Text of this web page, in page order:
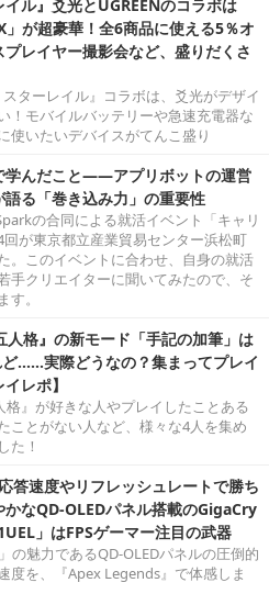
イル』爻光とUGREENのコラボは
」が超豪華！全6商品に使える5％オ
レイヤー撮影会など、盛りだくさ
スターレイル』コラボは、爻光がデザイ
！モバイルバッテリーや急速充電器な
使いたいデバイスがてんこ盛り
学んだこと――アプリボットの運営
語る「巻き込み力」の重要性
の合同による就活イベント「キャリ
が東京都立産業貿易センター浜松町
。このイベントに合わせ、自身の就活
手クリエイターに聞いてみたので、そ
。
人格』の新モード「手記の加筆」は
……実際どうなの？集まってプレイ
レポ】
格』が好きな人やプレイしたことある
ことがない人など、様々な4人を集め
た！
答速度やリフレッシュレートで勝ち
かなQD-OLEDパネル搭載のGigaCry
」はFPSゲーマー注目の武器
」の魅力であるQD-OLEDパネルの圧倒的
度を、『Apex Legends』で体感しま